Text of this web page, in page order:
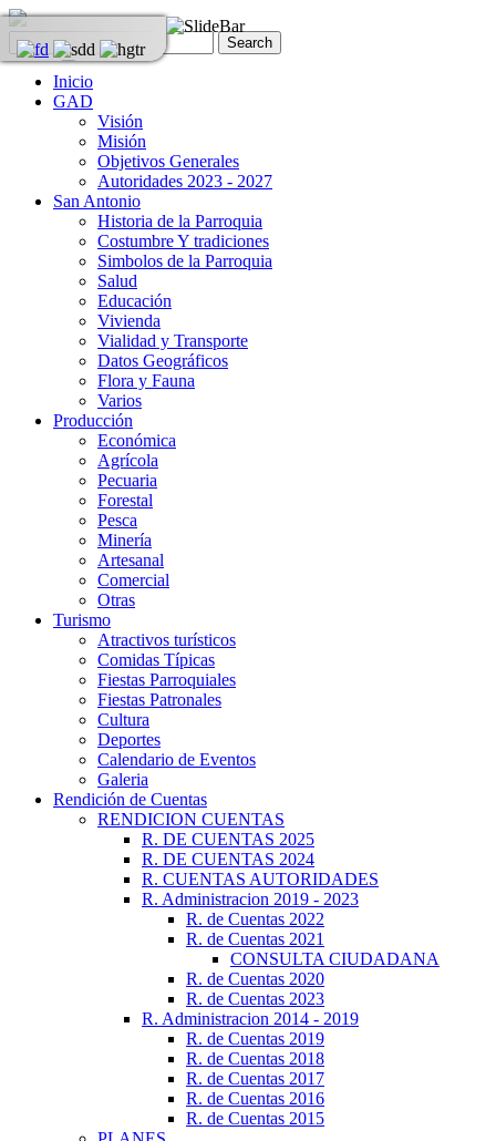
Inicio
GAD
Visión
Misión
Objetivos Generales
Autoridades 2023 - 2027
San Antonio
Historia de la Parroquia
Costumbre Y tradiciones
Simbolos de la Parroquia
Salud
Educación
Vivienda
Vialidad y Transporte
Datos Geográficos
Flora y Fauna
Varios
Producción
Económica
Agrícola
Pecuaria
Forestal
Pesca
Minería
Artesanal
Comercial
Otras
Turismo
Atractivos turísticos
Comidas Típicas
Fiestas Parroquiales
Fiestas Patronales
Cultura
Deportes
Calendario de Eventos
Galeria
Rendición de Cuentas
RENDICION CUENTAS
R. DE CUENTAS 2025
R. DE CUENTAS 2024
R. CUENTAS AUTORIDADES
R. Administracion 2019 - 2023
R. de Cuentas 2022
R. de Cuentas 2021
CONSULTA CIUDADANA
R. de Cuentas 2020
R. de Cuentas 2023
R. Administracion 2014 - 2019
R. de Cuentas 2019
R. de Cuentas 2018
R. de Cuentas 2017
R. de Cuentas 2016
R. de Cuentas 2015